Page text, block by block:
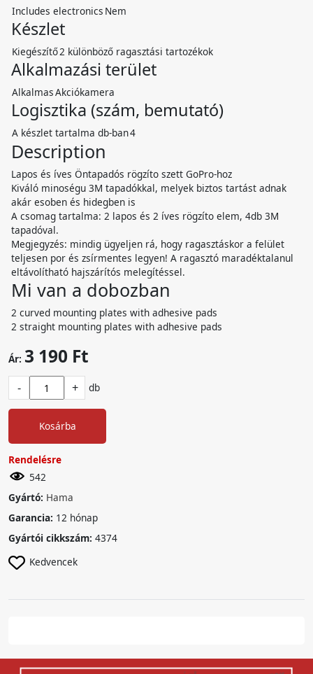
Includes electronics Nem
Készlet
Kiegészítő2 különböző ragasztási tartozékok
Alkalmazási terület
AlkalmasAkciókamera
Logisztika (szám, bemutató)
A készlet tartalma db-ban4
Description
Lapos és íves Öntapadós rögzíto szett GoPro-hoz
Kiváló minoségu 3M tapadókkal, melyek biztos tartást adnak
akár esoben és hidegben is
A csomag tartalma: 2 lapos és 2 íves rögzíto elem, 4db 3M
tapadóval.
Megjegyzés: mindig ügyeljen rá, hogy ragasztáskor a felület
teljesen por és zsírmentes legyen! A ragasztó maradéktalanul
eltávolítható hajszárítós melegítéssel.
Mi van a dobozban
2 curved mounting plates with adhesive pads
2 straight mounting plates with adhesive pads
Ár: 3 190 Ft
- + db
Kosárba
Rendelésre
542
Gyártó: Hama
Garancia: 12 hónap
Gyártói cikkszám: 4374
Kedvencek